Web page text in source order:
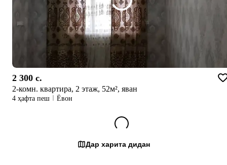
2 300 c.
2-комн. квартира, 2 этаж, 52м², яван
4 ҳафта пеш Ёвон
Дар харита дидан